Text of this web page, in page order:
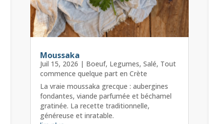
Moussaka
Juil 15, 2026 | Boeuf, Legumes, Salé, Tout
commence quelque part en Crète
La vraie moussaka grecque : aubergines
fondantes, viande parfumée et béchamel
gratinée. La recette traditionnelle,
généreuse et inratable.